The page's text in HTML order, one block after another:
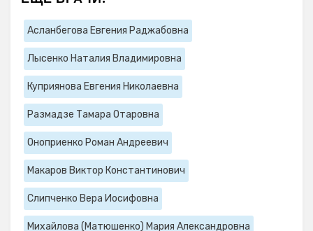
Асланбегова Евгения Раджабовна
Лысенко Наталия Владимировна
Куприянова Евгения Николаевна
Размадзе Тамара Отаровна
Оноприенко Роман Андреевич
Макаров Виктор Константинович
Слипченко Вера Иосифовна
Михайлова (Матюшенко) Мария Александровна